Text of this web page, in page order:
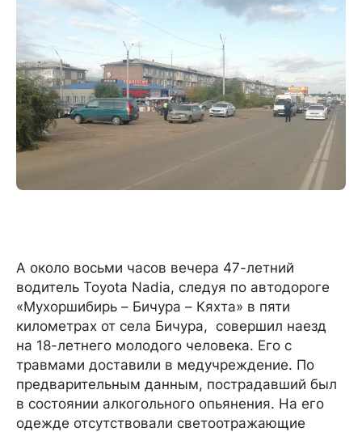
А около восьми часов вечера 47-летний
водитель Toyota Nadia, следуя по автодороге
«Мухоршибирь – Бичура – Кяхта» в пяти
километрах от села Бичура, совершил наезд
на 18-летнего молодого человека. Его с
травмами доставили в медучреждение. По
предварительным данным, пострадавший был
в состоянии алкогольного опьянения. На его
одежде отсутствовали светоотражающие